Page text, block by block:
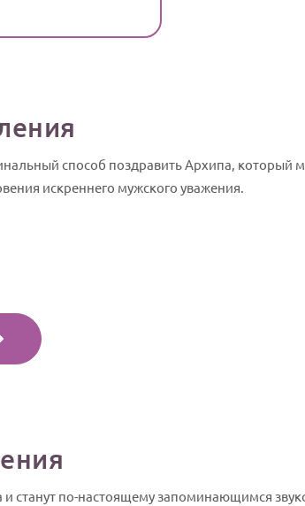
способ поздравить Архипа, который
искреннего мужского уважения.
станут по-настоящему запоминающимся